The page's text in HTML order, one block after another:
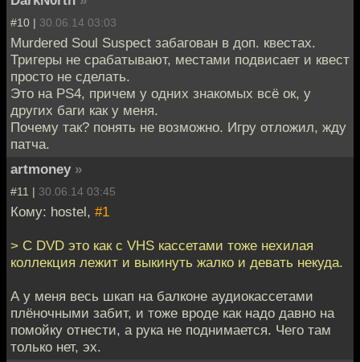
#10 | 30.06.14 03:03
Murdered Soul Suspect забагован в доп. квестах.
Тригеры не срабатывают, местами подвисает и квест
просто не сделать.
Это на PS4, причем у одних знакомых всё ок, у
других баги как у меня.
Почему так? понять не возможно. Игру отложил, жду
патча.
artmoney »
#11 | 30.06.14 03:45
Кому: hostel, #1
> C DVD это как с VHS кассетами тоже нехилая
коллекция лежит и выкинуть жалко и девать некуда.
А у меня весь шкап на балконе аудиокассетами
плёночными забит, и тоже вроде как надо давно на
помойку отнести, а рука не поднимается. Чего там
только нет, эх.